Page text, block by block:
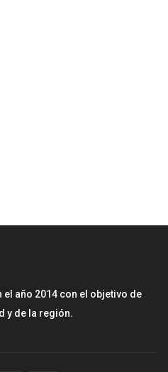
año 2014 con el objetivo de
y de la región.